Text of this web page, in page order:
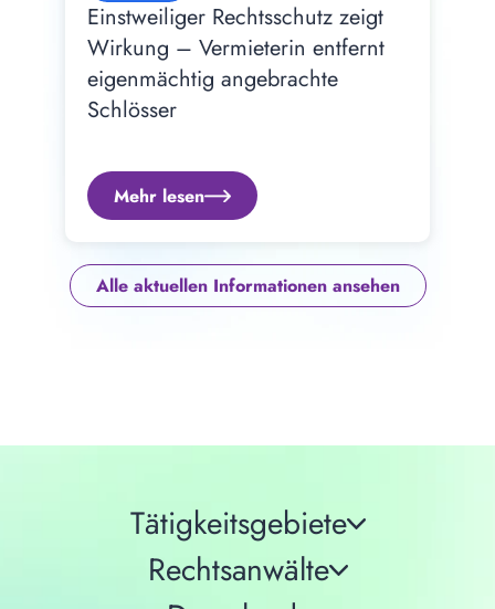
Einstweiliger Rechtsschutz zeigt
Wirkung – Vermieterin entfernt
eigenmächtig angebrachte
Schlösser
Mehr lesen
Alle aktuellen Informationen ansehen
Tätigkeitsgebiete
Rechtsanwälte